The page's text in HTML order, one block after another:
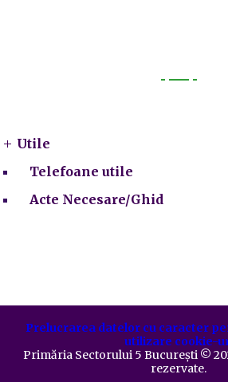
Utile
Telefoane utile
Acte Necesare/Ghid
Prelucrarea datelor cu caracter
utilizare cookie-
Primăria Sectorului 5 București ©️
rezervate.